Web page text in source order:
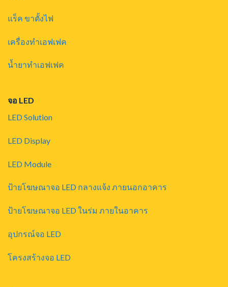
แร็ค ขาตั้งไฟ
เครื่องทำเอฟเฟค
น้ำยาทำเอฟเฟค
จอ LED
LED Solution
LED Display
LED Module
ป้ายโฆษณาจอ LED กลางแจ้ง ภายนอกอาคาร
ป้ายโฆษณาจอ LED ในร่ม ภายในอาคาร
อุปกรณ์จอ LED
โครงสร้างจอ LED